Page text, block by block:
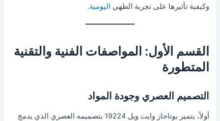
وكيفية تأثيرها على تجربة الطهي اليومية.
القسم الأول: المواصفات الفنية والتقنية
المتطورة
التصميم العصري وجودة المواد
أولاً، يتميز بوتاجاز وايت ويل 19224 بتصميمه العصري الذي يدمج